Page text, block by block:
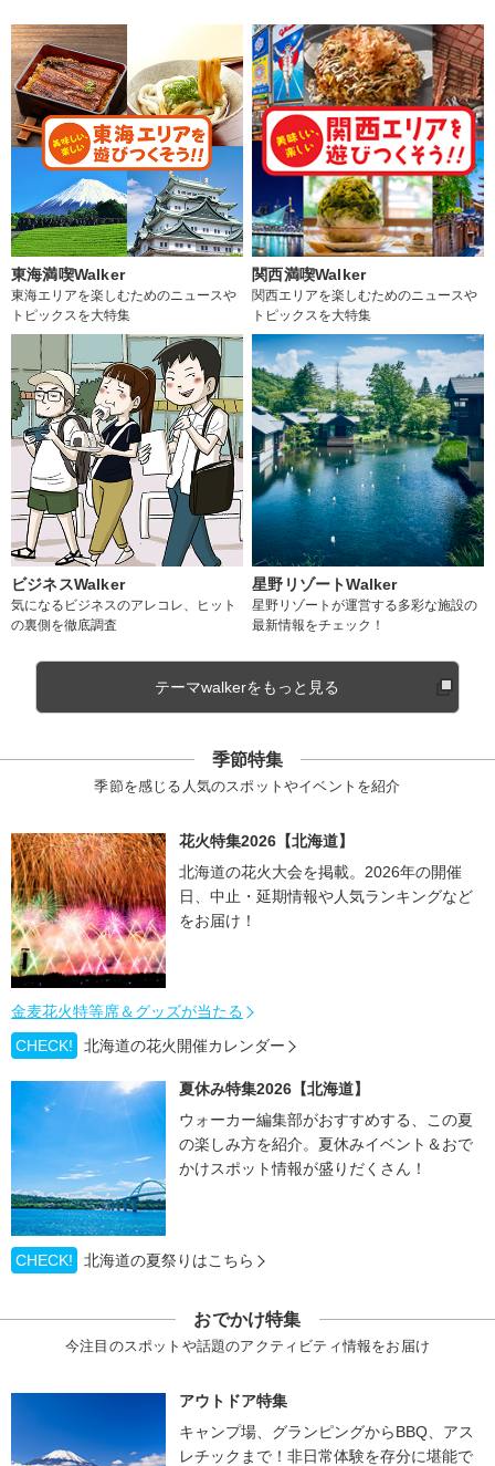
東海満喫Walker
東海エリアを楽しむためのニュースや
トピックスを大特集
関西満喫Walker
関西エリアを楽しむためのニュースや
トピックスを大特集
ビジネスWalker
気になるビジネスのアレコレ、ヒット
の裏側を徹底調査
星野リゾートWalker
星野リゾートが運営する多彩な施設の
最新情報をチェック！
テーマwalkerをもっと見る
季節特集
季節を感じる人気のスポットやイベントを紹介
花火特集2026【北海道】
北海道の花火大会を掲載。2026年の開催
日、中止・延期情報や人気ランキングなど
をお届け！
金麦花火特等席＆グッズが当たる
CHECK!
北海道の花火開催カレンダー
夏休み特集2026【北海道】
ウォーカー編集部がおすすめする、この夏
の楽しみ方を紹介。夏休みイベント＆おで
かけスポット情報が盛りだくさん！
CHECK! 北海道の夏祭りはこちら
おでかけ特集
今注目のスポットや話題のアクティビティ情報をお届け
アウトドア特集
キャンプ場、グランピングからBBQ、アス
レチックまで！非日常体験を存分に堪能で